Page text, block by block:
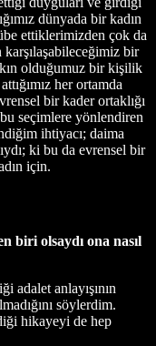
dünyada bir kadın
ettiklerimizden çok da
bir
olduğumuz bir kişilik
her ortamda
bir kader ortaklığı
seçimlere yönlendiren
ihtiyacı; daima
ki bu da evrensel bir
için.
biri olsaydı ona nasıl
adalet anlayışının
söylerdim.
hikayeyi de hep